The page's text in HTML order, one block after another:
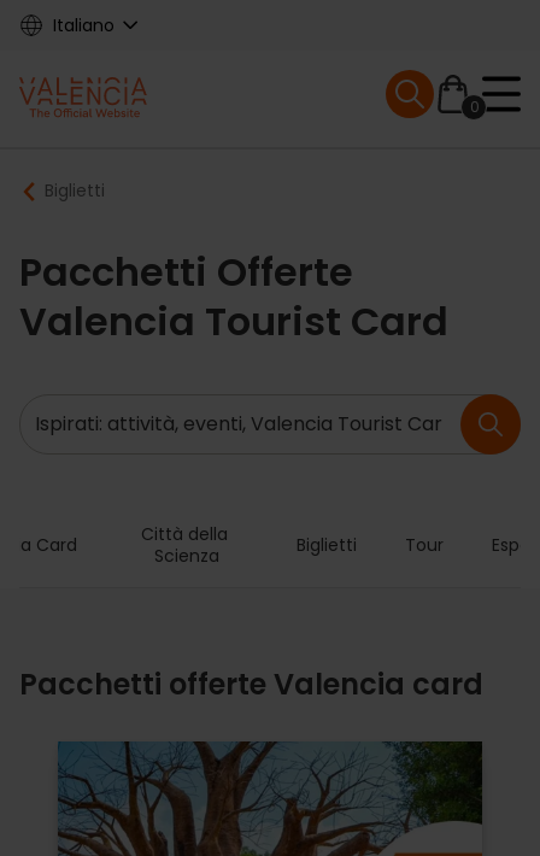
Skip
content
Italiano
Main
navigation
0
Mobile menu
Breadcrumb
Biglietti
Pacchetti Offerte
Valencia Tourist Card
Ricerca
Card
Città della
Scienza
Biglietti Tour
Pacchetti offerte Valencia card